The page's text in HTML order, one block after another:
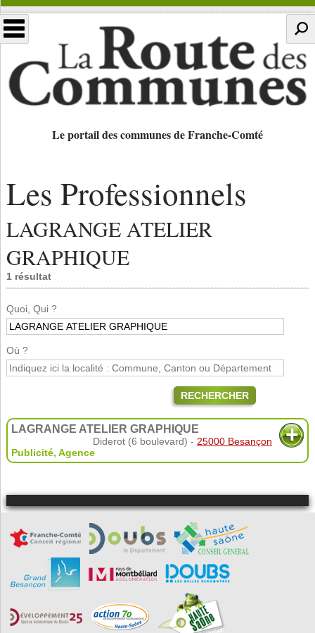
Le portail des communes de Franche-Comté
Les Professionnels
LAGRANGE ATELIER
GRAPHIQUE
1 résultat
Quoi, Qui ?
Où ?
RECHERCHER
LAGRANGE ATELIER GRAPHIQUE
Diderot (6 boulevard) - 25000 Besançon
Publicité, Agence